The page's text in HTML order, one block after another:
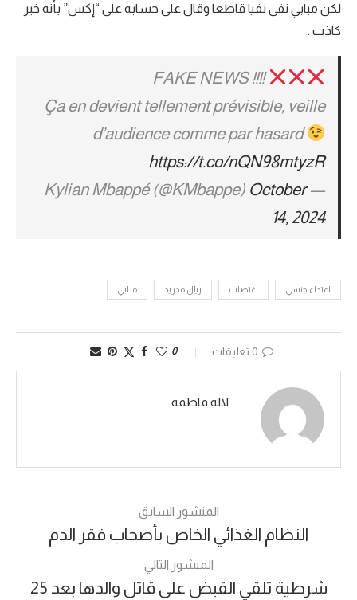
لكن مبابي نفى نفيا قاطعا وقال على حسابه على “إكس” بأنه خبر
كاذب .
FAKE NEWS !!!!
Ça en devient tellement prévisible, veille
d’audience comme par hasard
https://t.co/nQN98mtyzR
— Kylian Mbappé (@KMbappe)
October
14, 2024
اعتداء جنسي اغتصاب ريال مدريد مبابي
0 تعليقات 0
لالة فاطمة
المنشور السابق
النظام الغذائي الخاص بأصحاب فقر الدم
المنشور التالي
شرطية تلقي القبض على قاتل والدها بعد 25